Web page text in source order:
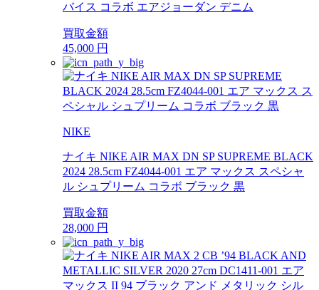
バイス コラボ エアジョーダン デニム
買取金額
45,000 円
NIKE
ナイキ NIKE AIR MAX DN SP SUPREME BLACK
2024 28.5cm FZ4044-001 エア マックス スペシャ
ル シュプリーム コラボ ブラック 黒
買取金額
28,000 円